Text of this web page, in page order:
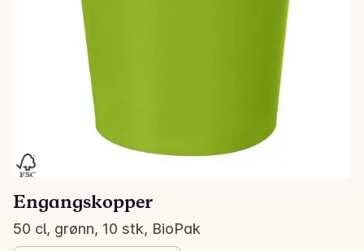
Engangskopper
50 cl, grønn, 10 stk, BioPak